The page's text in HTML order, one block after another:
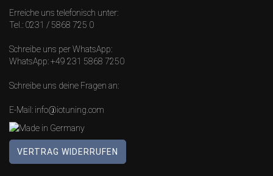
Erreiche uns telefonisch unter:
Tel.: 0231 / 5868 725 0
Schreibe uns per WhatsApp:
WhatsApp:+49 231 5868 7250
Schreibe uns deine Fragen an:
E-Mail: info@iotuning.com
VERTRAG WIDERRUFEN